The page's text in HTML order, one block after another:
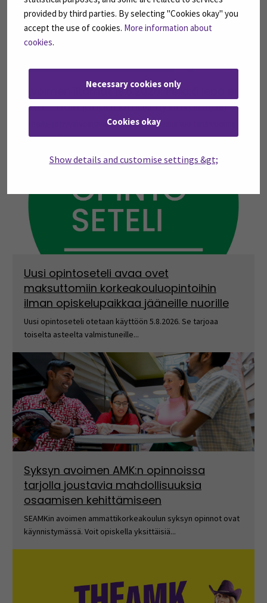
provided by third parties. By selecting "Cookies okay" you
accept the use of cookies. More information about
cookies.
Necessary cookies only
Cookies okay
Show details and customise settings &gt;
Avoimen iltamat 19.8.2026: Pelkkä lepo ei
riitä – näin johdat omaa hyvinvointiasi
Urheilu- ja hyvinvointivaikuttaja Kalle Lassila tuo tänä vuonna
Avoimen iltamiin...
Uusi opintoseteli avaa ovet
maksuttomiin korkeakouluopintoihin
ilman opiskelupaikkaa jääneille nuorille
Uusi opintoseteli otetaan käyttöön 5.8.2026. Se tarjoaa
toiselta asteelta valmistuneille...
Syksyn avoimen AMK:n opinnoissa
tarjolla joustavia mahdollisuuksia
osaamisen kehittämiseen
SEAMKin avoimen ammattikorkeakoulun syksyn opinnot ovat
käynnistymässä. Voit opiskella yksittäisiä...